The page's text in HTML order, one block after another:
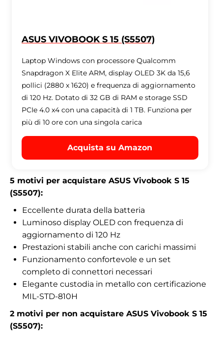
ASUS VIVOBOOK S 15 (S5507)
Laptop Windows con processore Qualcomm
Snapdragon X Elite ARM, display OLED 3K da 15,6
pollici (2880 x 1620) e frequenza di aggiornamento
di 120 Hz. Dotato di 32 GB di RAM e storage SSD
PCIe 4.0 x4 con una capacità di 1 TB. Funziona per
più di 10 ore con una singola carica
Acquista su Amazon
5 motivi per acquistare ASUS Vivobook S 15
(S5507):
Eccellente durata della batteria
Luminoso display OLED con frequenza di
aggiornamento di 120 Hz
Prestazioni stabili anche con carichi massimi
Funzionamento confortevole e un set
completo di connettori necessari
Elegante custodia in metallo con certificazione
MIL-STD-810H
2 motivi per non acquistare ASUS Vivobook S 15
(S5507):